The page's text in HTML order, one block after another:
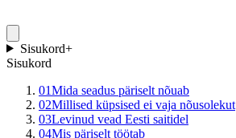
Sisukord+
Sisukord
01Mida seadus päriselt nõuab
02Millised küpsised ei vaja nõusolekut
03Levinud vead Eesti saitidel
04Mis päriselt töötab